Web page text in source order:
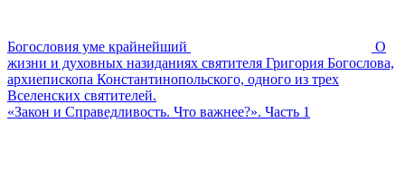
Богословия уме крайнейший
О
жизни и духовных назиданиях святителя Григория Богослова,
архиепископа Константинопольского, одного из трех
Вселенских святителей.
«Закон и Справедливость. Что важнее?». Часть 1